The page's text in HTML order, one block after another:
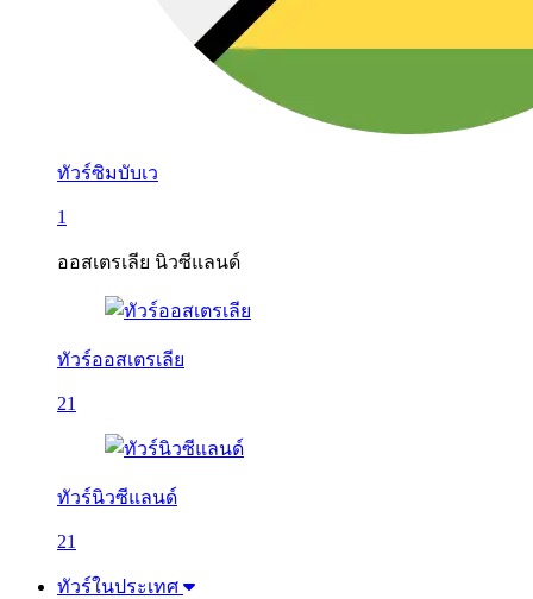
ทัวร์ซิมบับเว
1
ออสเตรเลีย นิวซีแลนด์
ทัวร์ออสเตรเลีย
21
ทัวร์นิวซีแลนด์
21
ทัวร์ในประเทศ